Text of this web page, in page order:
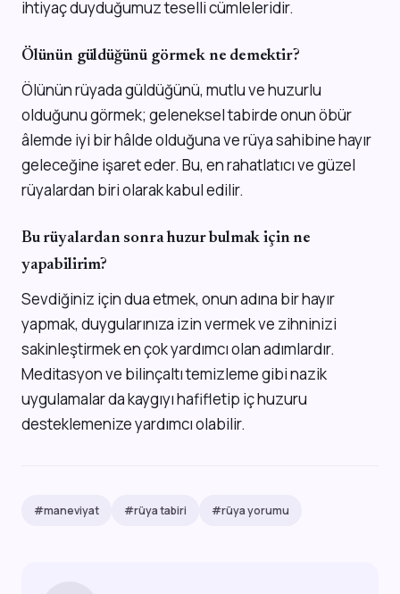
ihtiyaç duyduğumuz teselli cümleleridir.
Ölünün güldüğünü görmek ne demektir?
Ölünün rüyada güldüğünü, mutlu ve huzurlu
olduğunu görmek; geleneksel tabirde onun öbür
âlemde iyi bir hâlde olduğuna ve rüya sahibine hayır
geleceğine işaret eder. Bu, en rahatlatıcı ve güzel
rüyalardan biri olarak kabul edilir.
Bu rüyalardan sonra huzur bulmak için ne
yapabilirim?
Sevdiğiniz için dua etmek, onun adına bir hayır
yapmak, duygularınıza izin vermek ve zihninizi
sakinleştirmek en çok yardımcı olan adımlardır.
Meditasyon ve bilinçaltı temizleme gibi nazik
uygulamalar da kaygıyı hafifletip iç huzuru
desteklemenize yardımcı olabilir.
#maneviyat #rüya tabiri #rüya yorumu